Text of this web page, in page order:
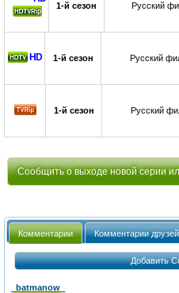
1-й сезон Русский
HD 1-й сезон Русский
1-й сезон Русский
Сообщить о выходе новой серии
Комментарии Комментарии
Добавить
_batmanow_